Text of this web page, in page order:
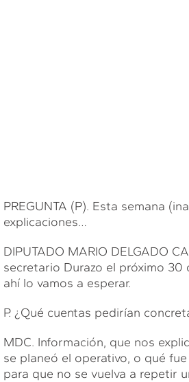
PREGUNTA (P). Esta semana
explicaciones…
DIPUTADO MARIO DELGADO
secretario Durazo el próximo 30
ahí lo vamos a esperar.
P. ¿Qué cuentas pedirían
MDC. Información, que nos
se planeó el operativo, o qué
para que no se vuelva a repetir